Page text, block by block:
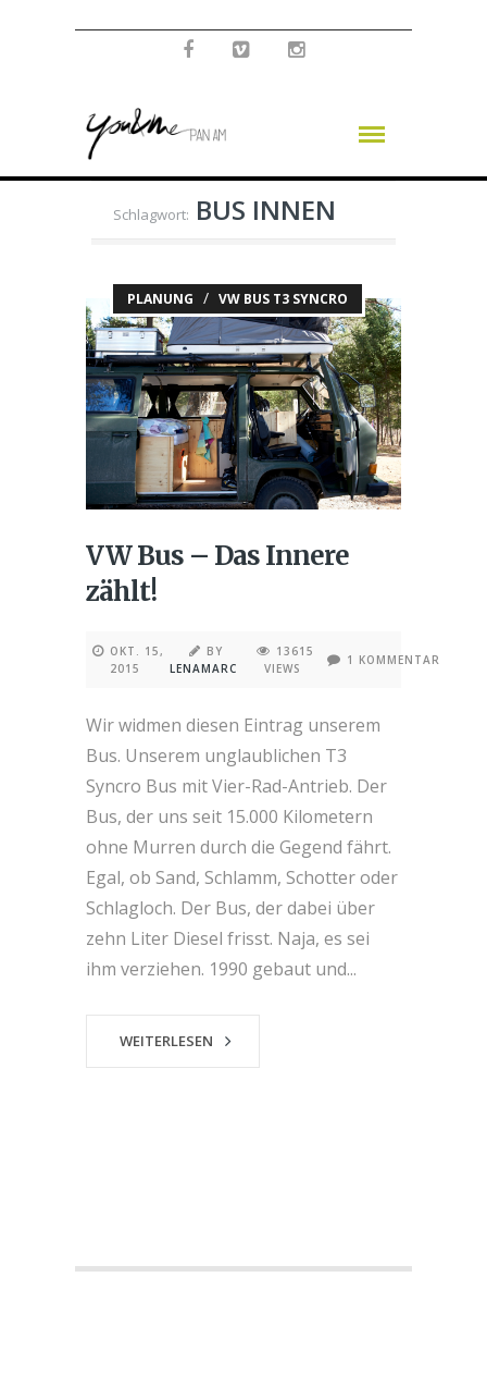
Schlagwort: BUS INNEN
PLANUNG / VW BUS T3 SYNCRO
VW Bus – Das Innere
zählt!
OKT. 15,
2015
BY
LENAMARC
13615
VIEWS
1 KOMMENTAR
Wir widmen diesen Eintrag unserem
Bus. Unserem unglaublichen T3
Syncro Bus mit Vier-Rad-Antrieb. Der
Bus, der uns seit 15.000 Kilometern
ohne Murren durch die Gegend fährt.
Egal, ob Sand, Schlamm, Schotter oder
Schlagloch. Der Bus, der dabei über
zehn Liter Diesel frisst. Naja, es sei
ihm verziehen. 1990 gebaut und...
WEITERLESEN